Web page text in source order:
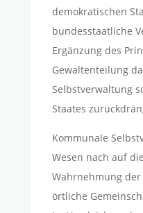
demokratischen
bundesstaatliche
Ergänzung des
Gewaltenteilung
Selbstverwaltung
Staates
Kommunale
Wesen nach auf
Wahrnehmung
örtliche